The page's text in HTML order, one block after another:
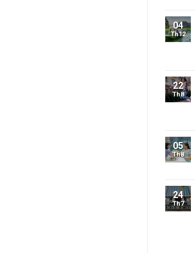
04
Th12
22
Th8
05
Th8
24
Th7